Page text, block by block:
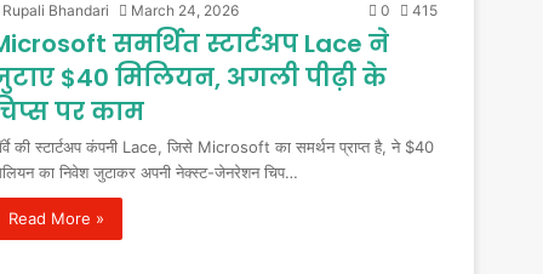
Rupali Bhandari March 24, 2026 0 415
समर्थित स्टार्टअप Lace ने
$40 मिलियन, अगली पीढ़ी के
पर काम
की स्टार्टअप कंपनी Lace, जिसे Microsoft का समर्थन प्राप्त है, ने $40
का निवेश जुटाकर अपनी नेक्स्ट-जेनरेशन चिप…
Read More »